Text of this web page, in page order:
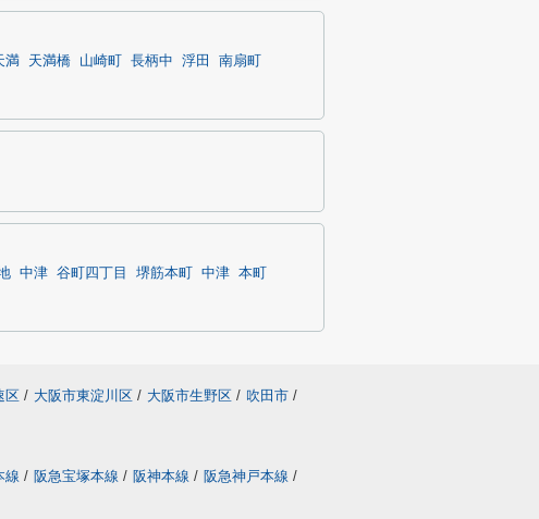
満 天満橋 山崎町 長柄中 浮田
南扇町
中津 谷町四丁目 堺筋本町 中津 本町
区 / 大阪市東淀川区 / 大阪市生野区 / 吹田市 /
線 / 阪急宝塚本線 / 阪神本線 / 阪急神戸本線 /